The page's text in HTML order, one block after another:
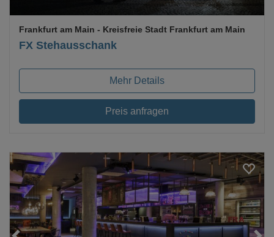
FX Stehausschank
Frankfurt am Main - Kreisfreie Stadt Frankfurt am Main
Mehr Details
Preis anfragen